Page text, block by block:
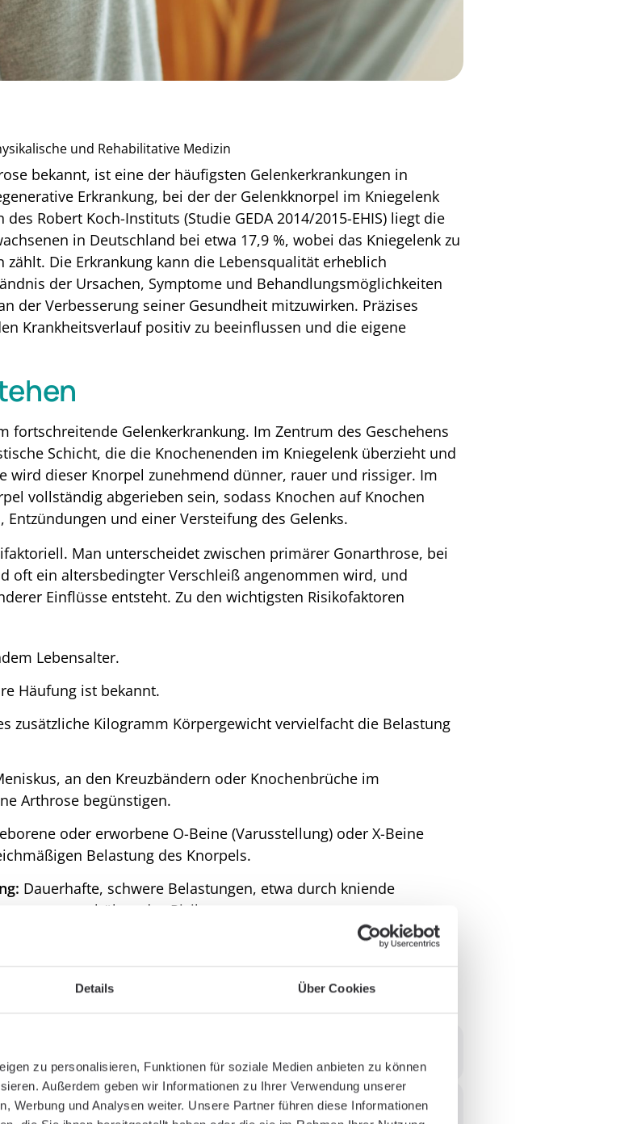
Details Über Cookies
zu personalisieren, Funktionen für soziale Medien anbieten zu können
Außerdem geben wir Informationen zu Ihrer Verwendung unserer
Werbung und Analysen weiter. Unsere Partner führen diese Informationen
und Rehabilitative Medizin
bekannt, ist eine der häufigsten Gelenkerkrankungen in
Erkrankung, bei der der Gelenkknorpel im Kniegelenk
Robert Koch-Instituts (Studie GEDA 2014/2015-EHIS) liegt die
in Deutschland bei etwa 17,9 %, wobei das Kniegelenk zu
Die Erkrankung kann die Lebensqualität erheblich
der Ursachen, Symptome und Behandlungsmöglichkeiten
der Verbesserung seiner Gesundheit mitzuwirken. Präzises
Krankheitsverlauf positiv zu beeinflussen und die eigene
fortschreitende Gelenkerkrankung. Im Zentrum des Geschehens
Schicht, die die Knochenenden im Kniegelenk überzieht und
wird dieser Knorpel zunehmend dünner, rauer und rissiger. Im
vollständig abgerieben sein, sodass Knochen auf Knochen
und einer Versteifung des Gelenks.
Man unterscheidet zwischen primärer Gonarthrose, bei
oft ein altersbedingter Verschleiß angenommen wird, und
Einflüsse entsteht. Zu den wichtigsten Risikofaktoren
Lebensalter.
Häufung ist bekannt.
zusätzliche Kilogramm Körpergewicht vervielfacht die Belastung
an den Kreuzbändern oder Knochenbrüche im
Arthrose begünstigen.
oder erworbene O-Beine (Varusstellung) oder X-Beine
Belastung des Knorpels.
Dauerhafte, schwere Belastungen, etwa durch kniende
erhöhen das Risiko.
aus, indem sie alltägliche Bewegungen wie Gehen,
Stuhl schmerzhaft und mühsam macht.
sich typischerweise schleichend über Monate oder Jahre.
in gleicher Ausprägung. Zu den charakteristischen Anzeichen